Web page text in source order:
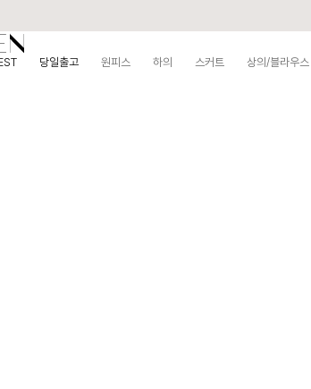
당일출고 원피스 하의 스커트 상의/블라우스